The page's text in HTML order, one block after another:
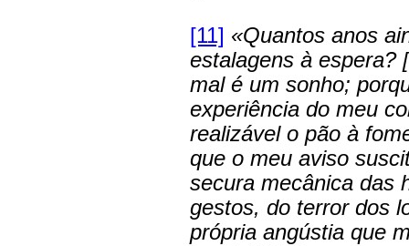
[11] «Quantos anos
estalagens à espera?
mal é um sonho;
experiência do meu
realizável o pão à
que o meu aviso
secura mecânica das
gestos, do terror dos
própria angústia que